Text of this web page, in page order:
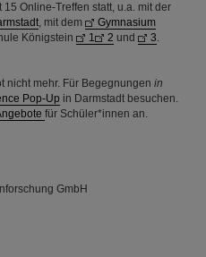
Online-Treffen statt, u.a. mit der
, mit dem
Gymnasium
Königstein 1 2 und 3.
nicht mehr. Für Begegnungen in
Pop-Up in Darmstadt besuchen.
für Schüler*innen an.
GmbH